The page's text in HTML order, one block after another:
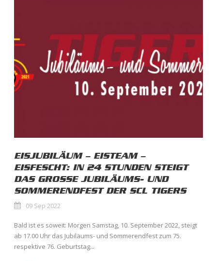
EISJUBILÄUM – EISTEAM –
EISFESCHT: IN 24 STUNDEN STEIGT
DAS GROSSE JUBILÄUMS- UND
SOMMERENDFEST DER SCL TIGERS
09 Sep 2022
Bald ist es soweit: Morgen Samstag, 10. September 2022, steigt
ab 17.00 Uhr das Jubiläums- und Sommerendfest zum 75.
respektive 76. Geburtstag...